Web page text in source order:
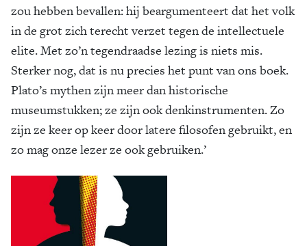
zou hebben bevallen: hij beargumenteert dat het volk
in de grot zich terecht verzet tegen de intellectuele
elite. Met zo’n tegendraadse lezing is niets mis.
Sterker nog, dat is nu precies het punt van ons boek.
Plato’s mythen zijn meer dan historische
museumstukken; ze zijn ook denkinstrumenten. Zo
zijn ze keer op keer door latere filosofen gebruikt, en
zo mag onze lezer ze ook gebruiken.’